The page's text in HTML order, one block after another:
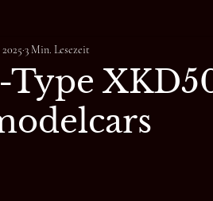
Type
2025 3 Min. Lesezeit